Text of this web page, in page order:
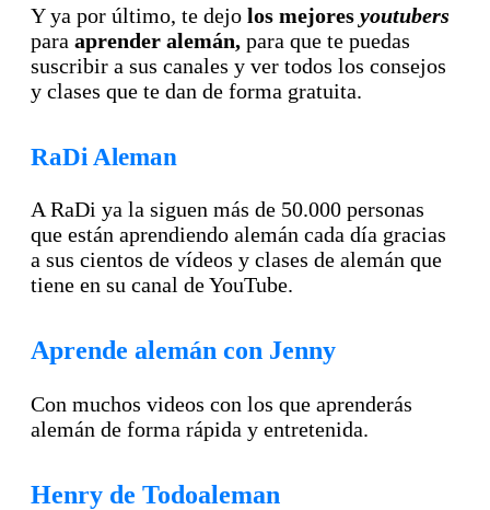
Y ya por último, te dejo los mejores youtubers
para aprender alemán, para que te puedas
suscribir a sus canales y ver todos los consejos
y clases que te dan de forma gratuita.
RaDi Aleman
A RaDi ya la siguen más de 50.000 personas
que están aprendiendo alemán cada día gracias
a sus cientos de vídeos y clases de alemán que
tiene en su canal de YouTube.
Aprende alemán con Jenny
Con muchos videos con los que aprenderás
alemán de forma rápida y entretenida.
Henry de Todoaleman